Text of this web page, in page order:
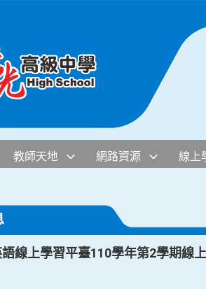
教師天地 網路資源 線上
線上學習平臺110學年第2學期線